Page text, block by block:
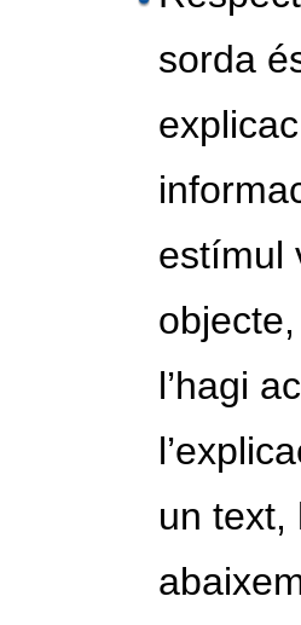
sorda
estímul
l’hagi
un text,